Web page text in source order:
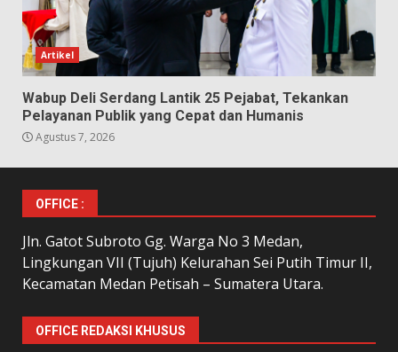
Artikel
Wabup Deli Serdang Lantik 25 Pejabat, Tekankan
Pelayanan Publik yang Cepat dan Humanis
Agustus 7, 2026
OFFICE :
Jln. Gatot Subroto Gg. Warga No 3 Medan,
Lingkungan VII (Tujuh) Kelurahan Sei Putih Timur II,
Kecamatan Medan Petisah – Sumatera Utara.
OFFICE REDAKSI KHUSUS